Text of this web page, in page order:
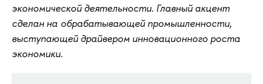
экономической деятельности. Главный акцент
сделан на обрабатывающей промышленности,
выступающей драйвером инновационного роста
экономики.